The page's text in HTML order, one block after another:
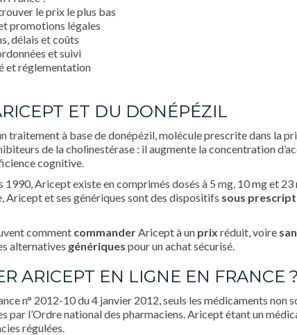
le prix le plus bas
promotions légales
délais et coûts
et suivi
et réglementation
ET DU DONÉPÉZIL
traitement à base de donépézil, molécule prescrite dans la
de la cholinestérase : il augmente la concentration
cognitive.
1990, Aricept existe en comprimés dosés à 5 mg, 10 mg et
Aricept et ses génériques sont des dispositifs sous
comment commanderAricept à un prix réduit, voire
alternatives génériques pour un achat sécurisé.
ARICEPT EN LIGNE EN FRANCE ?
n° 2012-10 du 4 janvier 2012, seuls les médicaments
par l’Ordre national des pharmaciens. Aricept étant un
régulées.